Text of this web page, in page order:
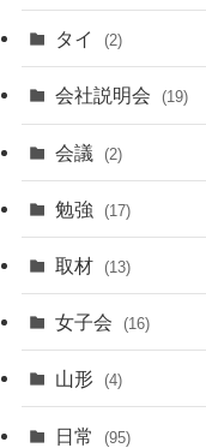
タイ (2)
会社説明会 (19)
会議 (2)
勉強 (17)
取材 (13)
女子会 (16)
山形 (4)
日常 (95)